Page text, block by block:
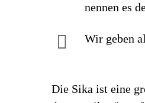
nennen es
Wir geben
Die Sika ist eine